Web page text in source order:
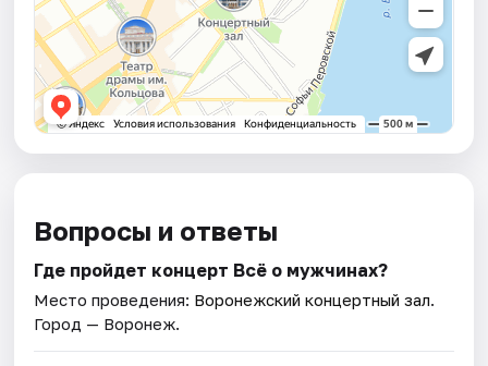
Вопросы и ответы
Где пройдет концерт Всё о мужчинах?
Место проведения: Воронежский концертный зал.
Город — Воронеж.